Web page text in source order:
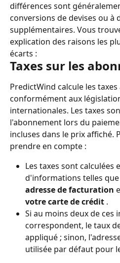
différences sont
conversions de devises ou à
supplémentaires. Vous
explication des raisons les
écarts :
Taxes sur les
PredictWind calcule les
conformément aux
internationales. Les taxes
l'abonnement lors du
incluses dans le prix affiché.
prendre en compte :
Les taxes sont calculées
d'informations telles
adresse de facturation
votre carte de crédit .
Si au moins deux de ces
correspondent, le taux
appliqué ; sinon,
utilisée par défaut pour